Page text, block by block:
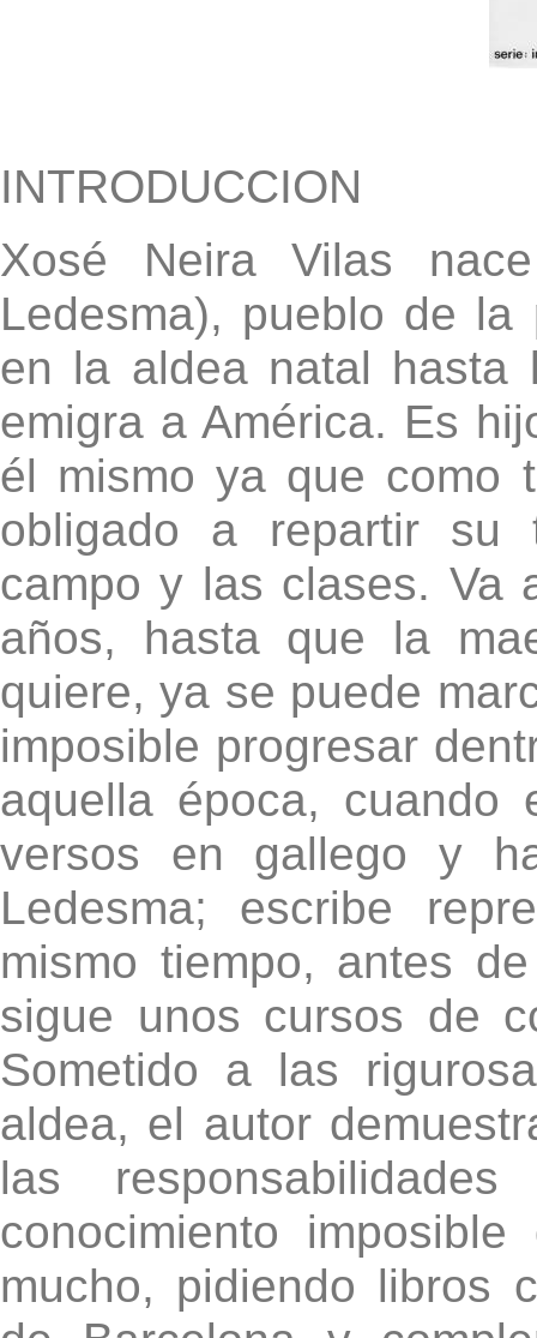
INTRODUCCION
Xosé Neira Vilas
Ledesma), pueblo de
en la aldea natal hasta
emigra a América. Es
él mismo ya que como
obligado a repartir su
campo y las clases. Va
años, hasta que la
quiere, ya se puede
imposible progresar
aquella época, cuando
versos en gallego y
Ledesma; escribe
mismo tiempo, antes
sigue unos cursos de
Sometido a las
aldea, el autor
las
conocimiento
mucho, pidiendo libros